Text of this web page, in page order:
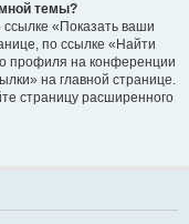
темы?
«Показать ваши
по ссылке «Найти
профиля на конференции
на главной странице.
страницу расширенного